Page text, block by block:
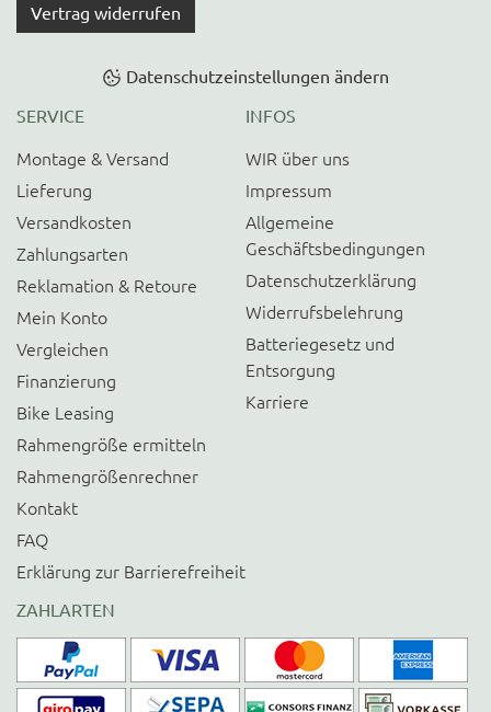
Vertrag widerrufen
Datenschutzeinstellungen ändern
SERVICE
Montage & Versand
Lieferung
Versandkosten
Zahlungsarten
Reklamation & Retoure
Mein Konto
Vergleichen
Finanzierung
Bike Leasing
Rahmengröße ermitteln
Rahmengrößenrechner
Kontakt
FAQ
Erklärung zur Barrierefreiheit
INFOS
WIR über uns
Impressum
Allgemeine
Geschäftsbedingungen
Datenschutzerklärung
Widerrufsbelehrung
Batteriegesetz und
Entsorgung
Karriere
ZAHLARTEN